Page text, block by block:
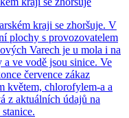
kraji se zhoršuje. V
plochy s provozovatelem
Varech je u mola i na
ve vodě jsou sinice. Ve
července zákaz
květem, chlorofylem-a a
z aktuálních údajů na